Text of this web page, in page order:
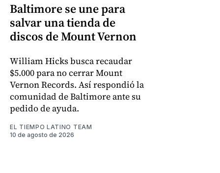
Baltimore se une para
salvar una tienda de
discos de Mount Vernon
William Hicks busca recaudar
$5.000 para no cerrar Mount
Vernon Records. Así respondió la
comunidad de Baltimore ante su
pedido de ayuda.
EL TIEMPO LATINO TEAM
10 de agosto de 2026